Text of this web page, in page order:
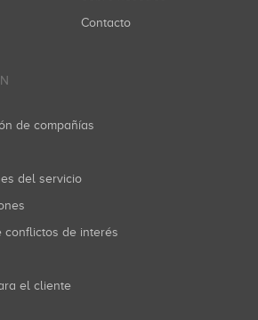
Contacto
de compañías
del servicio
conflictos de interés
el cliente